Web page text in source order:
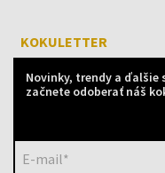
KOKULETTER
Novinky, trendy a ďalšie
začnete odoberať náš
E-mail*